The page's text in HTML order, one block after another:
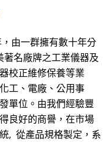
由一群擁有數十年分
名廠牌之工業儀器及
校正維修保養等業
工、電廠、公用事
單位。由我們經驗豐
良好的商譽，在市場
, 從產品規格製定，系